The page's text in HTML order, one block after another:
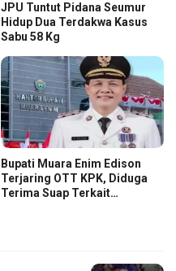
JPU Tuntut Pidana Seumur
Hidup Dua Terdakwa Kasus
Sabu 58 Kg
Bupati Muara Enim Edison
Terjaring OTT KPK, Diduga
Terima Suap Terkait